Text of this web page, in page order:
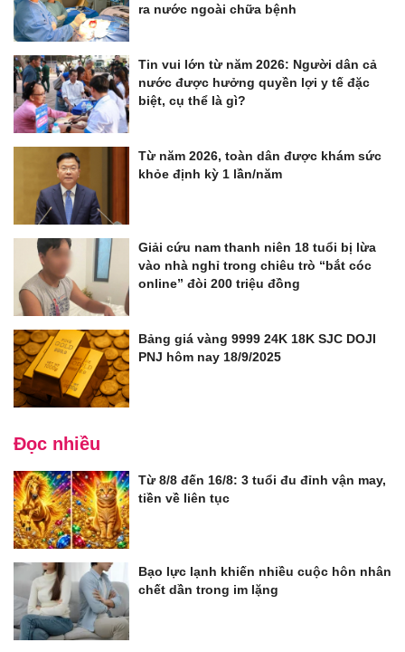
ra nước ngoài chữa bệnh
Tin vui lớn từ năm 2026: Người dân cả
nước được hưởng quyền lợi y tế đặc
biệt, cụ thể là gì?
Từ năm 2026, toàn dân được khám sức
khỏe định kỳ 1 lần/năm
Giải cứu nam thanh niên 18 tuổi bị lừa
vào nhà nghỉ trong chiêu trò “bắt cóc
online” đòi 200 triệu đồng
Bảng giá vàng 9999 24K 18K SJC DOJI
PNJ hôm nay 18/9/2025
Đọc nhiều
Từ 8/8 đến 16/8: 3 tuổi đu đỉnh vận may,
tiền về liên tục
Bạo lực lạnh khiến nhiều cuộc hôn nhân
chết dần trong im lặng